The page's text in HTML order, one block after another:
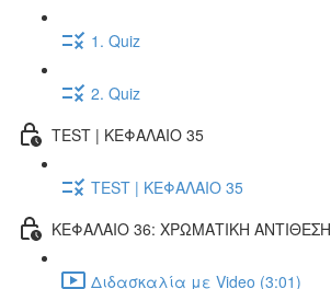
1. Quiz
2. Quiz
TEST | ΚΕΦΑΛΑΙΟ 35
TEST | ΚΕΦΑΛΑΙΟ 35
ΚΕΦΑΛΑΙΟ 36: ΧΡΩΜΑΤΙΚΗ ΑΝΤΙΘΕΣΗ
Διδασκαλία με Video (3:01)